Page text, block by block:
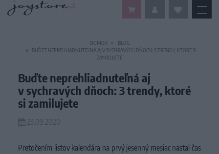
DOMOV
BLOG
BUĎTE NEPREHLIADNUTEĽNÁ AJ V SYCHRAVÝCH DŇOCH: 3 TRENDY, KTORÉ SI
ZAMILUJETE
Buďte neprehliadnuteľná aj
v sychravých dňoch: 3 trendy, ktoré
si zamilujete
23.09.2020
Pretočením listov kalendára na prvý jesenný mesiac nastal čas